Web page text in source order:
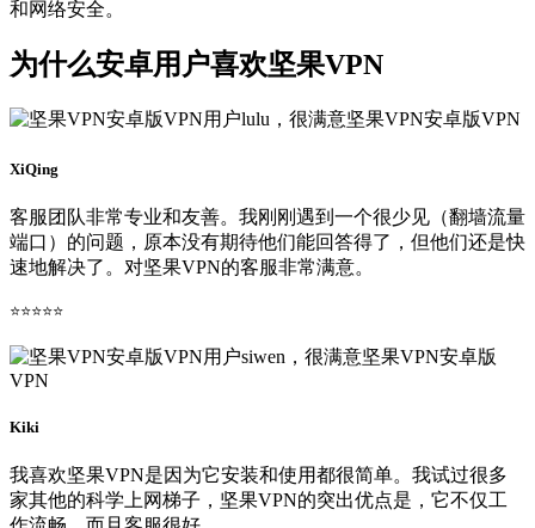
和网络安全。
为什么安卓用户喜欢坚果VPN
XiQing
客服团队非常专业和友善。我刚刚遇到一个很少见（翻墙流量
端口）的问题，原本没有期待他们能回答得了，但他们还是快
速地解决了。对坚果VPN的客服非常满意。
⭐⭐⭐⭐⭐
Kiki
我喜欢坚果VPN是因为它安装和使用都很简单。我试过很多
家其他的科学上网梯子，坚果VPN的突出优点是，它不仅工